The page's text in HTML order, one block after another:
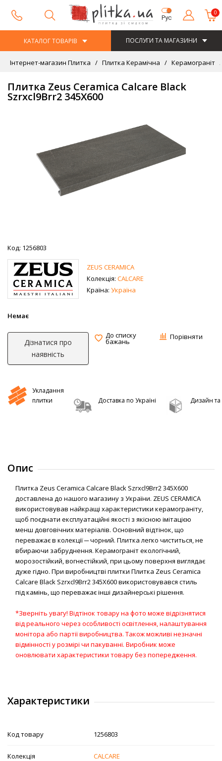
Рус
0
КАТАЛОГ ТОВАРІВ ПОСЛУГИ ТА МАГАЗИНИ
Інтернет-магазин Плитка Плитка Керамічна Керамограніт
Плитка Zeus Ceramica Calcare Black
Szrxcl9Brr2 345Х600
Код: 1256803
ZEUS CERAMICA
Колекція: CALCARE
Країна: Україна
Немає
Дізнатися про
наявність
До списку
бажань
Порівняти
Укладання
плитки
Доставка по Україні Дизайн та
Опис
Плитка Zeus Ceramica Calcare Black Szrxcl9Brr2 345Х600
доставлена до нашого магазину з України. ZEUS CERAMICA
використовував найкращі характеристики керамограніту,
щоб поєднати експлуатаційні якості з якісною імітацією
менш довговічних матеріалів. Основний відтінок, що
переважає в колекції ─ чорний. Плитка легко чиститься, не
вбираючи забруднення. Керамограніт екологічний,
морозостійкий, вогнестійкий, при цьому поверхня виглядає
дуже гідно. При виробництві плитки Плитка Zeus Ceramica
Calcare Black Szrxcl9Brr2 345Х600 використовувався стиль
під камінь, що переважає інші дизайнерські рішення.
*Зверніть увагу! Відтінок товару на фото може відрізнятися
від реального через особливості освітлення, налаштування
монітора або партії виробництва. Також можливі незначні
відмінності у розмірі чи пакуванні. Виробник може
оновлювати характеристики товару без попередження.
Характеристики
Код товару 1256803
Колекція CALCARE